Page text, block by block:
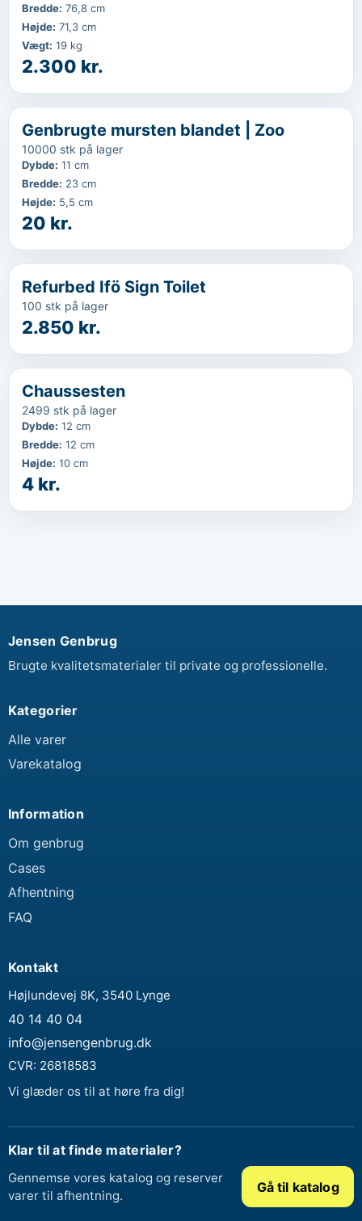
Bredde: 76,8 cm
Højde: 71,3 cm
Vægt: 19 kg
2.300 kr.
‹
Favorit
Genbrugte mursten blandet | Zoo
10000 stk på lager
Dybde: 11 cm
Bredde: 23 cm
Højde: 5,5 cm
20 kr.
‹
Favorit
Refurbed Ifö Sign Toilet
100 stk på lager
2.850 kr.
‹
Favorit
Chaussesten
2499 stk på lager
Dybde: 12 cm
Bredde: 12 cm
Højde: 10 cm
4 kr.
Jensen Genbrug
Brugte kvalitetsmaterialer til private og professionelle.
Kategorier
Alle varer
Varekatalog
Information
Om genbrug
Cases
Afhentning
FAQ
Kontakt
Højlundevej 8K, 3540 Lynge
40 14 40 04
info@jensengenbrug.dk
CVR: 26818583
Vi glæder os til at høre fra dig!
Klar til at finde materialer?
Gennemse vores katalog og reserver
varer til afhentning.
Gå til katalog